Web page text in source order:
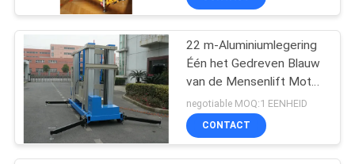
22 m-Aluminiumlegering
Één het Gedreven Blauw
van de Mensenlift Motor
voor Venster het
Schoonmaken
negotiable MOQ:1 EENHEID
CONTACT